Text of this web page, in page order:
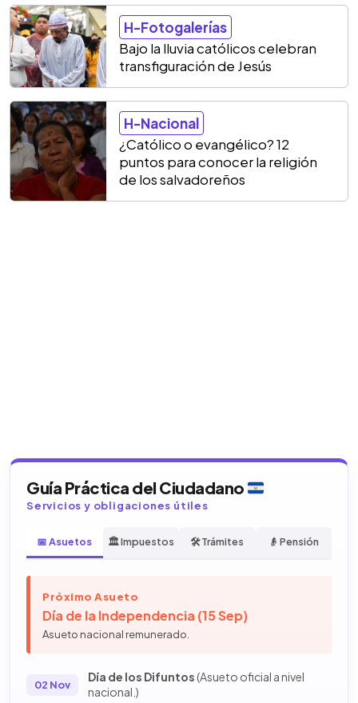
H-Fotogalerías
Bajo la lluvia católicos celebran
transfiguración de Jesús
H-Nacional
¿Católico o evangélico? 12
puntos para conocer la religión
de los salvadoreños
Guía Práctica del Ciudadano
Servicios y obligaciones útiles
📅 Asuetos 🏛️ Impuestos 🛠️ Trámites 👴 Pensión
Próximo Asueto
Día de la Independencia (15 Sep)
Asueto nacional remunerado.
02 Nov
Día de los Difuntos(Asueto oficial a nivel
nacional.)